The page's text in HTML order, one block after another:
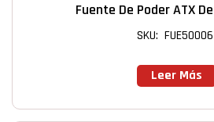
Fuente De Poder ATX
SKU: FUE50006
Leer Más